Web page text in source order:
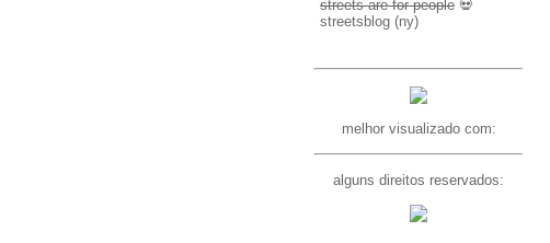
streets are for people 💀
streetsblog (ny)
melhor visualizado com:
alguns direitos reservados: